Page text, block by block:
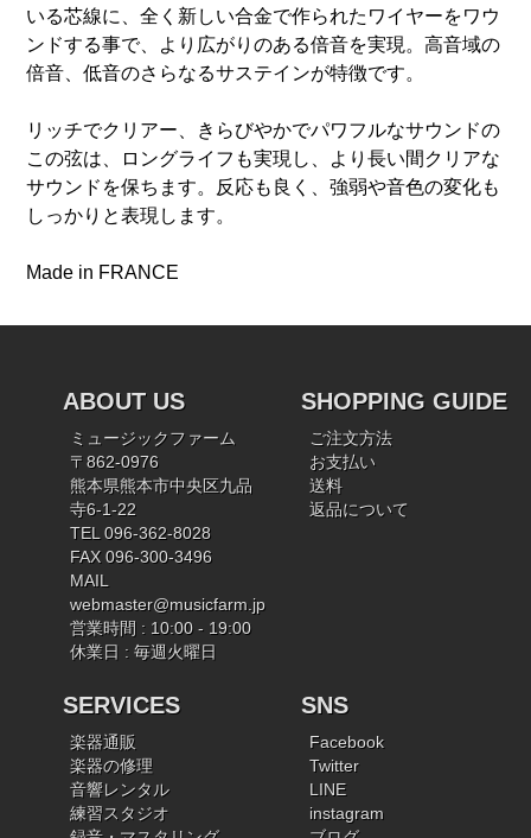
いる芯線に、全く新しい合金で作られたワイヤーをワウ
ンドする事で、より広がりのある倍音を実現。高音域の
倍音、低音のさらなるサステインが特徴です。
リッチでクリアー、きらびやかでパワフルなサウンドの
この弦は、ロングライフも実現し、より長い間クリアな
サウンドを保ちます。反応も良く、強弱や音色の変化も
しっかりと表現します。
Made in FRANCE
ABOUT US
ミュージックファーム
〒862-0976
熊本県熊本市中央区九品
寺6-1-22
TEL 096-362-8028
FAX 096-300-3496
MAIL
webmaster@musicfarm.jp
営業時間 : 10:00 - 19:00
休業日 : 毎週火曜日
SHOPPING GUIDE
ご注文方法
お支払い
送料
返品について
SERVICES
楽器通販
楽器の修理
音響レンタル
練習スタジオ
SNS
Facebook
Twitter
LINE
instagram